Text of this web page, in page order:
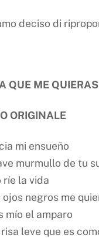
deciso di
QUE ME QUIERAS
ORIGINALE
mi ensueño
murmullo de tu
ríe la vida
ojos negros me
mío el amparo
leve que es